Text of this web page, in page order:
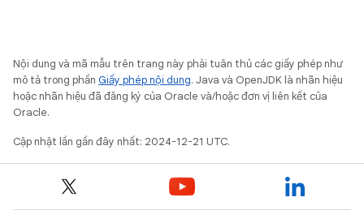
Nội dung và mã mẫu trên trang này phải tuân thủ các giấy phép như
mô tả trong phần Giấy phép nội dung. Java và OpenJDK là nhãn hiệu
hoặc nhãn hiệu đã đăng ký của Oracle và/hoặc đơn vị liên kết của
Oracle.
Cập nhật lần gần đây nhất: 2024-12-21 UTC.